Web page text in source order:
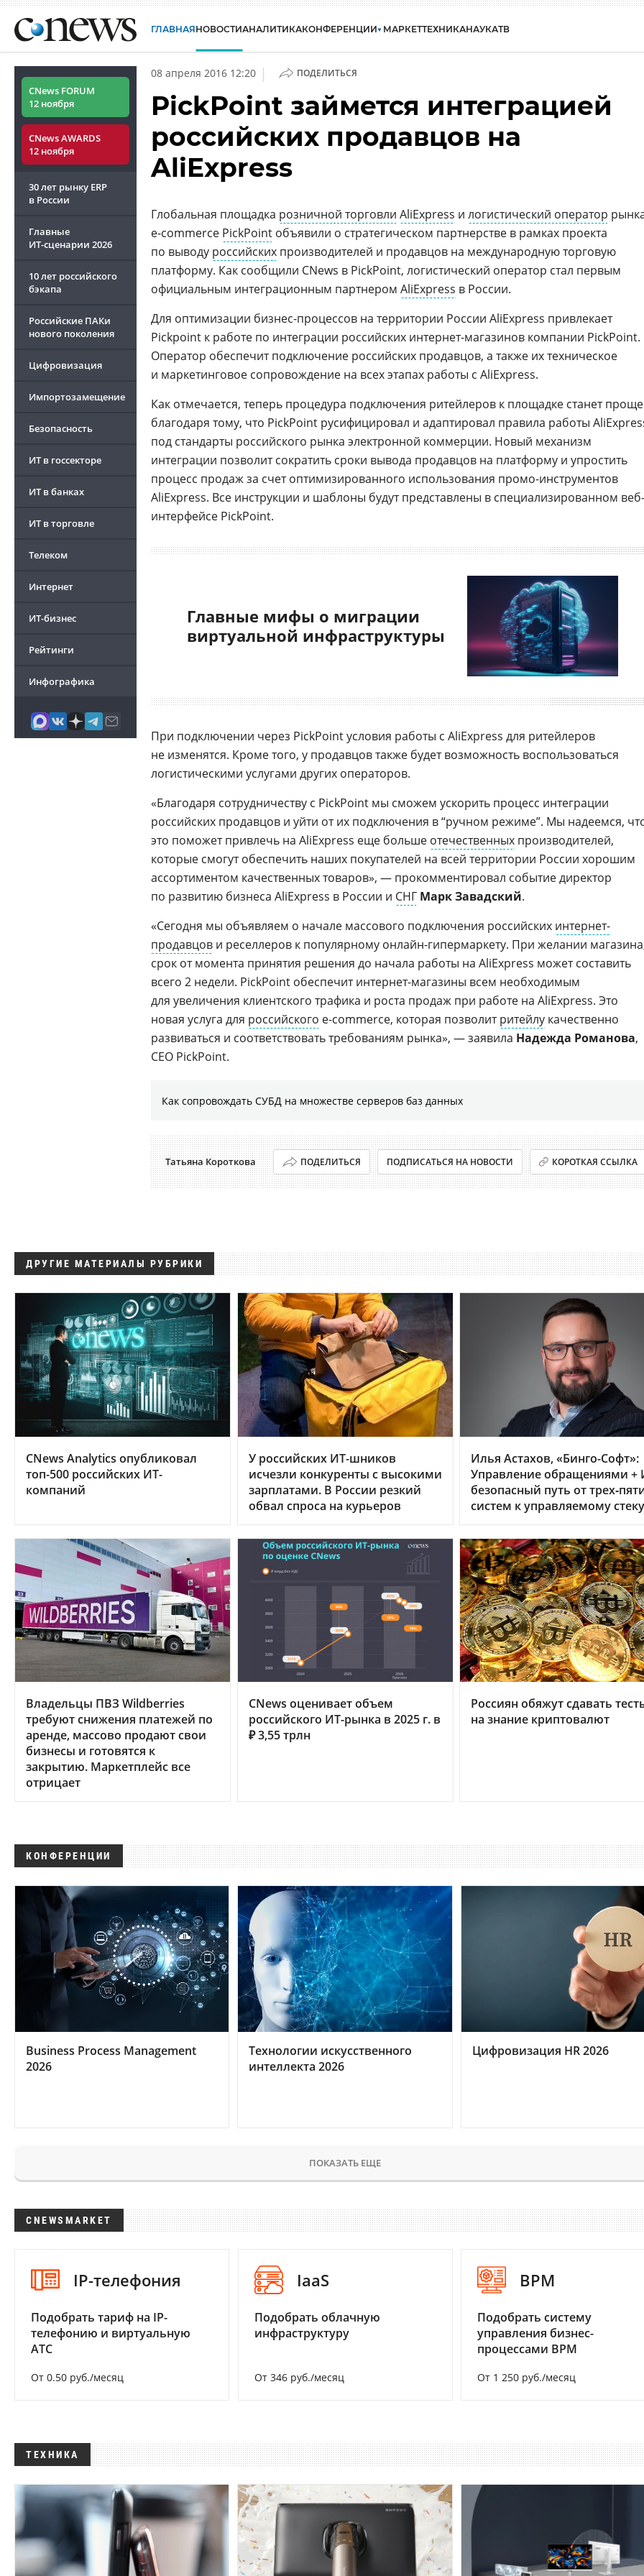
ГЛАВНАЯНОВОСТИАНАЛИТИКАКОНФЕРЕНЦИИ МАРКЕТТЕХНИКАНАУКАТВ
CNews FORUM
12 ноября
CNews AWARDS
12 ноября
30 лет рынку ERP
в России
Главные
ИТ-сценарии 2026
10 лет российского
бэкапа
Российские ПАКи
нового поколения
Цифровизация
Импортозамещение
Безопасность
ИТ в госсекторе
ИТ в банках
ИТ в торговле
Телеком
Интернет
ИТ-бизнес
Рейтинги
Инфографика
08 апреля 2016 12:20 | ПОДЕЛИТЬСЯ
PickPoint займется интеграцией
российских продавцов на
AliExpress
Глобальная площадка розничной торговли AliExpress и логистический оператор
e-commerce PickPoint объявили о стратегическом партнерстве в рамках проекта
по выводу российских производителей и продавцов на международную торговую
платформу. Как сообщили CNews в PickPoint, логистический оператор стал первым
официальным интеграционным партнером AliExpress в России.
Для оптимизации бизнес-процессов на территории России AliExpress привлекает
Pickpoint к работе по интеграции российских интернет-магазинов компании PickPoint.
Оператор обеспечит подключение российских продавцов, а также их техническое
и маркетинговое сопровождение на всех этапах работы с AliExpress.
Как отмечается, теперь процедура подключения ритейлеров к площадке станет проще
благодаря тому, что PickPoint русифицировал и адаптировал правила работы
под стандарты российского рынка электронной коммерции. Новый механизм
интеграции позволит сократить сроки вывода продавцов на платформу и упростить
процесс продаж за счет оптимизированного использования промо-инструментов
AliExpress. Все инструкции и шаблоны будут представлены в специализированном веб-
интерфейсе PickPoint.
Главные мифы о миграции
виртуальной инфраструктуры
При подключении через PickPoint условия работы с AliExpress для ритейлеров
не изменятся. Кроме того, у продавцов также будет возможность воспользоваться
логистическими услугами других операторов.
«Благодаря сотрудничеству с PickPoint мы сможем ускорить процесс интеграции
российских продавцов и уйти от их подключения в “ручном режиме”. Мы надеемся,
это поможет привлечь на AliExpress еще больше отечественных производителей,
которые смогут обеспечить наших покупателей на всей территории России хорошим
ассортиментом качественных товаров», — прокомментировал событие директор
по развитию бизнеса AliExpress в России и СНГ Марк Завадский.
«Сегодня мы объявляем о начале массового подключения российских интернет-
продавцов и реселлеров к популярному онлайн-гипермаркету. При желании
срок от момента принятия решения до начала работы на AliExpress может составить
всего 2 недели. PickPoint обеспечит интернет-магазины всем необходимым
для увеличения клиентского трафика и роста продаж при работе на AliExpress. Это
новая услуга для российского e-commerce, которая позволитритейлу качественно
развиваться и соответствовать требованиям рынка», — заявила Надежда Романова,
CEO PickPoint.
Как сопровождать СУБД на множестве серверов баз данных
Татьяна Короткова ПОДЕЛИТЬСЯ ПОДПИСАТЬСЯ НА НОВОСТИ КОРОТКАЯ ССЫЛКА
ДРУГИЕ МАТЕРИАЛЫ РУБРИКИ
CNews Analytics опубликовал
топ-500 российских ИТ-
компаний
У российских ИТ-шников
исчезли конкуренты с высокими
зарплатами. В России резкий
обвал спроса на курьеров
Илья Астахов, «Бинго-Софт»:
Управление обращениями +
безопасный путь от
систем к управляемому стеку
Владельцы ПВЗ Wildberries
требуют снижения платежей по
аренде, массово продают свои
бизнесы и готовятся к
закрытию. Маркетплейс все
отрицает
CNews оценивает объем
российского ИТ-рынка в 2025 г. в
₽ 3,55 трлн
Россиян обяжут сдавать
на знание криптовалют
КОНФЕРЕНЦИИ
Business Process Management
2026
Технологии искусственного
интеллекта 2026
Цифровизация HR 2026
ПОКАЗАТЬ ЕЩЕ
CNEWSMARKET
IP-телефония
Подобрать тариф на IP-
телефонию и виртуальную
АТС
От 0.50 руб./месяц
IaaS
Подобрать облачную
инфраструктуру
От 346 руб./месяц
BPM
Подобрать систему
управления бизнес-
процессами BPM
От 1 250 руб./месяц
ТЕХНИКА